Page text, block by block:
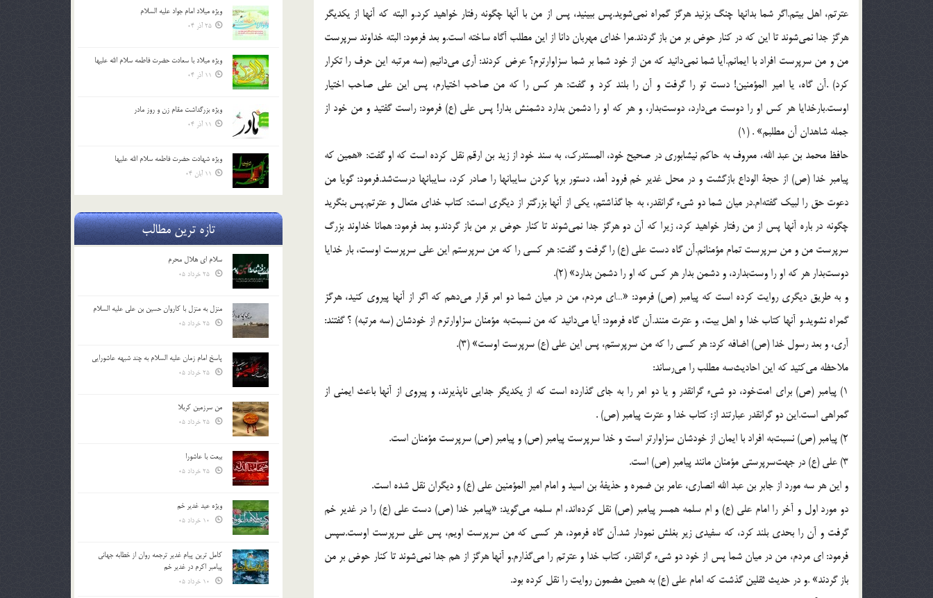
عترتم، اهل بیتم.اگر شما بدانها چنگ بزنید هرگز گمراه نمی‌شوید.پس ببینید، پس از من با آنها چگونه رفتار خواهید کرد.و البته که آنها از یکدیگر
هرگز جدا نمی‌شوند تا این که در کنار حوض بر من باز گردند.مرا خدای مهربان دانا از این مطلب آگاه ساخته است.و بعد فرمود: البته خداوند سرپرست
من و من سرپرست افراد با ایمانم.آیا شما نمی‌دانید که من از خود شما بر شما سزاوارترم؟ عرض کردند: آری می‌دانیم (سه مرتبه این حرف را تکرار
کرد) .آن گاه، یا امیر المؤمنین! دست تو را گرفت و آن را بلند کرد و گفت: هر کس را که من صاحب اختیارم، پس این علی صاحب اختیار
اوست.بارخدایا هر کس او را دوست می‌دارد، دوست‌بدار، و هر که او را دشمن بدارد دشمنش بدار! پس علی (ع) فرمود: راست گفتید و من خود از
جمله شاهدان آن مطلبم‌» . (1)
حافظ محمد بن عبد الله، معروف به حاکم نیشابوری در صحیح خود، المستدرک، به سند خود از زید بن ارقم نقل کرده است که او گفت: «همین که
پیامبر خدا (ص) از حجة الوداع بازگشت و در محل غدیر خم فرود آمد، دستور برپا کردن سایبانها را صادر کرد، سایبانها درست‌شد.فرمود: گویا من
دعوت حق را لبیک گفته‌ام.در میان شما دو شی‌ء گرانقدر، به جا گذاشتم، یکی از آنها بزرگتر از دیگری است: کتاب خدای متعال و عترتم.پس بنگرید
چگونه در باره آنها پس از من رفتار خواهید کرد، زیرا که آن دو هرگز جدا نمی‌شوند تا کنار حوض بر من باز گردند.و بعد فرمود: همانا خداوند بزرگ
سرپرست من و من سرپرست تمام مؤمنانم.آن گاه دست علی (ع) را گرفت و گفت: هر کسی را که من سرپرستم این علی سرپرست اوست، بار خدایا
دوست‌بدار هر که او را وست‌بدارد، و دشمن بدار هر کس که او را دشمن بدارد» (2).
و به طریق دیگری روایت کرده است که پیامبر (ص) فرمود: «…ای مردم، من در میان شما دو امر قرار می‌دهم که اگر از آنها پیروی کنید، هرگز
گمراه نشوید.و آنها کتاب خدا و اهل بیت، و عترت منند.آن گاه فرمود: آیا می‌دانید که من نسبت‌به مؤمنان سزاوارترم از خودشان (سه مرتبه) ؟ گفتند:
آری، و بعد رسول خدا (ص) اضافه کرد: هر کسی را که من سرپرستم، پس این علی (ع) سرپرست اوست‌» (3).
ملاحظه می‌کنید که این احادیث‌سه مطلب را می‌رساند:
1) پیامبر (ص) برای امت‌خود، دو شی‌ء گرانقدر و یا دو امر را به جای گذارده است که از یکدیگر جدایی ناپذیرند، و پیروی از آنها باعث ایمنی از
گمراهی است.این دو گرانقدر عبارتند از: کتاب خدا و عترت پیامبر (ص) .
2) پیامبر (ص) نسبت‌به افراد با ایمان از خودشان سزاوارتر است و خدا سرپرست پیامبر (ص) و پیامبر (ص) سرپرست مؤمنان است.
3) علی (ع) در جهت‌سرپرستی مؤمنان مانند پیامبر (ص) است.
و این هر سه مورد از جابر بن عبد الله انصاری، عامر بن ضمره و حذیفة بن اسید و امام امیر المؤمنین علی (ع) و دیگران نقل شده است.
دو مورد اول و آخر را امام علی (ع) و ام سلمه همسر پیامبر (ص) نقل کرده‌اند، ام سلمه می‌گوید: «پیامبر خدا (ص) دست علی (ع) را در غدیر خم
گرفت و آن را بحدی بلند کرد، که سفیدی زیر بغلش نمودار شد.آن گاه فرمود، هر کسی که من سرپرست اویم، پس علی سرپرست اوست.سپس
فرمود: ای مردم، من در میان شما پس از خود دو شی‌ء گرانقدر، کتاب خدا و عترتم را می‌گذارم.و آنها هرگز از هم جدا نمی‌شوند تا کنار حوض بر من
باز گردند» .و در حدیث ثقلین گذشت که امام علی (ع) به همین مضمون روایت را نقل کرده بود.
ویژه میلاد امام جواد علیه السلام
25 آذر 04
ویژه میلاد با سعادت حضرت فاطمه سلام الله علیها
11 آذر 04
ویژه بزرگداشت مقام زن و روز مادر
11 آذر 04
ویژه شهادت حضرت فاطمه سلام الله علیها
11 آبان 04
تازه ترین مطالب
سلام ای هلال محرم
منزل به منزل با کاروان حسین بن علی علیه السلام
پاسخ امام زمان علیه السلام به چند شبهه عاشورایی
من سرزمین کربلا
بیعت با عاشورا
ویژه عید غدیر خم
کامل ترین پیام غدیر ترجمه روان از خطابه جهانی
پیامبر اکرم در غدیر خم